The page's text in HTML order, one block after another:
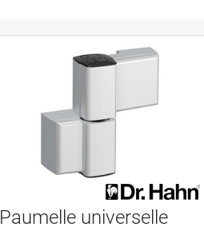
Paumelle universelle